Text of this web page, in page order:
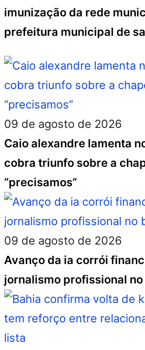
imunização da rede
prefeitura municipal de
09 de agosto de 2026
Caio alexandre lamenta
cobra triunfo sobre a
“precisamos”
09 de agosto de 2026
Avanço da ia corrói
jornalismo profissional